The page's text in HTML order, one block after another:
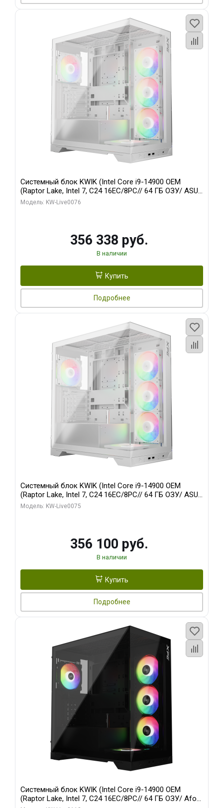
Системный блок KWIK (Intel Core i9-14900 OEM
(Raptor Lake, Intel 7, C24 16EC/8PC// 64 ГБ ОЗУ/ ASUS
RTX5080 PRIME EVO OC 16GB GDDR7 256bit 3xDP
Модель: KW-Live0076
356 338 руб.
В наличии
Купить
Подробнее
Системный блок KWIK (Intel Core i9-14900 OEM
(Raptor Lake, Intel 7, C24 16EC/8PC// 64 ГБ ОЗУ/ ASUS
RTX5080 PRIME EVO OC 16GB GDDR7 256bit 3xDP
Модель: KW-Live0075
356 100 руб.
В наличии
Купить
Подробнее
Системный блок KWIK (Intel Core i9-14900 OEM
(Raptor Lake, Intel 7, C24 16EC/8PC// 64 ГБ ОЗУ/ Afox